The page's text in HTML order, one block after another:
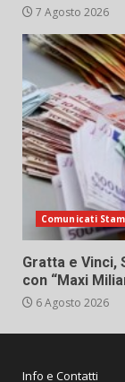
7 Agosto 2026
Comunicati
Gratta e Vinci,
con “Maxi
6 Agosto 2026
Info e Contatti